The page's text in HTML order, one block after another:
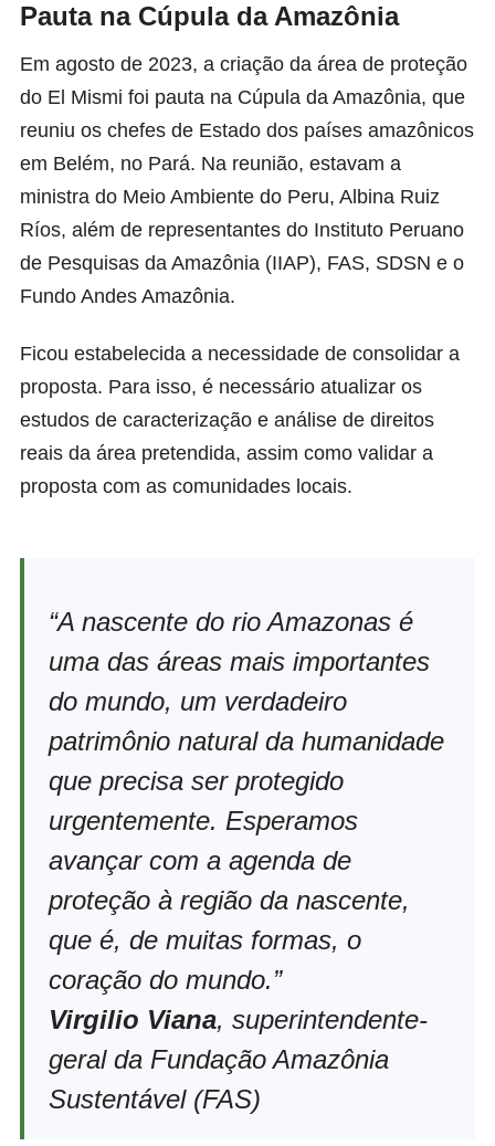
Pauta na Cúpula da Amazônia
Em agosto de 2023, a criação da área de proteção
do El Mismi foi pauta na Cúpula da Amazônia, que
reuniu os chefes de Estado dos países amazônicos
em Belém, no Pará. Na reunião, estavam a
ministra do Meio Ambiente do Peru, Albina Ruiz
Ríos, além de representantes do Instituto Peruano
de Pesquisas da Amazônia (IIAP), FAS, SDSN e o
Fundo Andes Amazônia.
Ficou estabelecida a necessidade de consolidar a
proposta. Para isso, é necessário atualizar os
estudos de caracterização e análise de direitos
reais da área pretendida, assim como validar a
proposta com as comunidades locais.
“A nascente do rio Amazonas é
uma das áreas mais importantes
do mundo, um verdadeiro
patrimônio natural da humanidade
que precisa ser protegido
urgentemente. Esperamos
avançar com a agenda de
proteção à região da nascente,
que é, de muitas formas, o
coração do mundo.”
Virgilio Viana, superintendente-
geral da Fundação Amazônia
Sustentável (FAS)